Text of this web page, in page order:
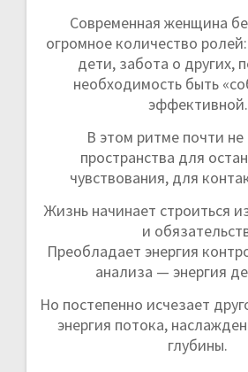
Современная женщина
огромное количество
дети, забота о других,
необходимость быть
эффективной.
В этом ритме почти не
пространства для
чувствования, для
Жизнь начинает строиться
и
Преобладает энергия
анализа — энергия
Но постепенно исчезает
энергия потока,
глубины.